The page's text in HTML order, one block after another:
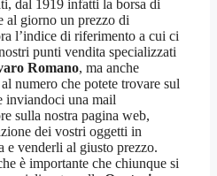
dal 1919 infatti la borsa di
al giorno un prezzo di
l’indice di riferimento a cui ci
punti vendita specializzati
Romano, ma anche
numero che potete trovare sul
inviandoci una mail
sulla nostra pagina web,
dei vostri oggetti in
e venderli al giusto prezzo.
è importante che chiunque si